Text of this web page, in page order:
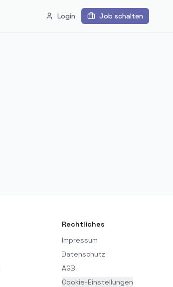
Login Job schalten
Rechtliches
Impressum
Datenschutz
AGB
Cookie-Einstellungen